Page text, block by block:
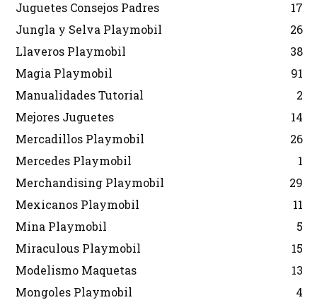
Juguetes Consejos Padres
17
Jungla y Selva Playmobil
26
Llaveros Playmobil
38
Magia Playmobil
91
Manualidades Tutorial
2
Mejores Juguetes
14
Mercadillos Playmobil
26
Mercedes Playmobil
1
Merchandising Playmobil
29
Mexicanos Playmobil
11
Mina Playmobil
5
Miraculous Playmobil
15
Modelismo Maquetas
13
Mongoles Playmobil
4